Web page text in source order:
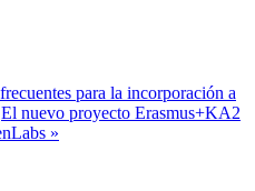
para la incorporación a
El nuevo proyecto Erasmus+KA2
»